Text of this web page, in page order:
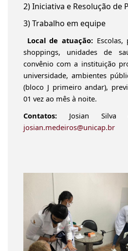
2) Iniciativa e Resolução de
3) Trabalho em equipe
Local de atuação: Escolas,
shoppings, unidades de
convênio com a instituição
universidade, ambientes
(bloco J primeiro andar),
01 vez ao mês à noite.
Contatos: Josian
josian.medeiros@unicap.br